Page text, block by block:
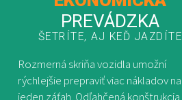
PREVÁDZKA
ŠETRÍTE, AJ KEĎ JAZDÍTE
Rozmerná skriňa vozidla umožní
rýchlejšie prepraviť viac nákladov na
jeden záťah. Odľahčená konštrukcia